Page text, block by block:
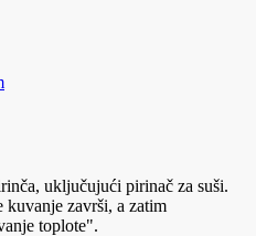
uključujući pirinač za suši.
kuvanje završi, a zatim
toplote".